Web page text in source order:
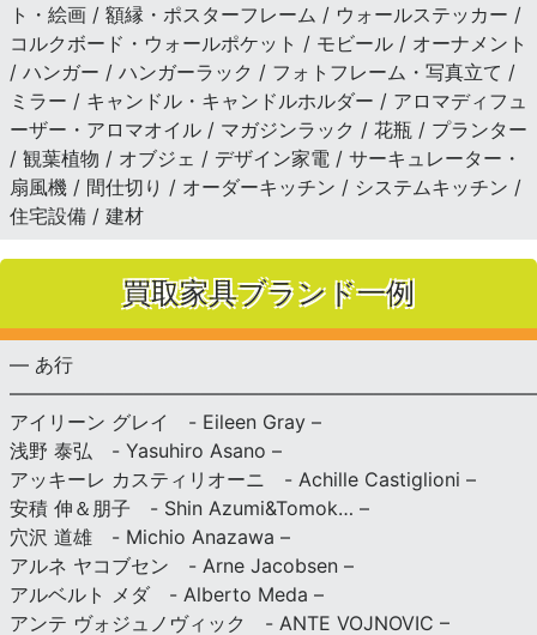
ト・絵画 / 額縁・ポスターフレーム / ウォールステッカー /
コルクボード・ウォールポケット / モビール / オーナメント
/ ハンガー / ハンガーラック / フォトフレーム・写真立て /
ミラー / キャンドル・キャンドルホルダー / アロマディフュ
ーザー・アロマオイル / マガジンラック / 花瓶 / プランター
/ 観葉植物 / オブジェ / デザイン家電 / サーキュレーター・
扇風機 / 間仕切り / オーダーキッチン / システムキッチン /
住宅設備 / 建材
買取家具ブランド一例
— あ行
アイリーン グレイ - Eileen Gray –
浅野 泰弘 - Yasuhiro Asano –
アッキーレ カスティリオーニ - Achille Castiglioni –
安積 伸＆朋子 - Shin Azumi&Tomok… –
穴沢 道雄 - Michio Anazawa –
アルネ ヤコブセン - Arne Jacobsen –
アルベルト メダ - Alberto Meda –
アンテ ヴォジュノヴィック - ANTE VOJNOVIC –